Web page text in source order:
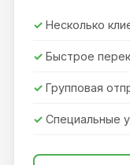
Несколько
Быстрое
Групповая
Специальные